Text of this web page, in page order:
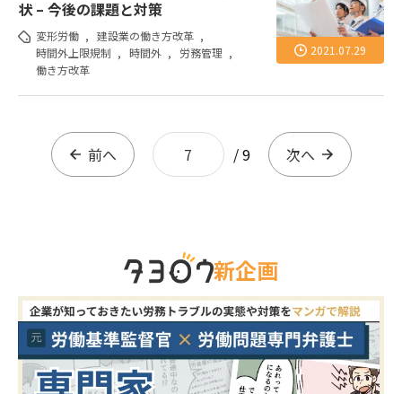
2021.07.29
状 – 今後の課題と対策
変形労働 , 建設業の働き方改革 ,
時間外上限規制 , 時間外 , 労務管理 ,
働き方改革
7 /9
前へ 次へ
新企画